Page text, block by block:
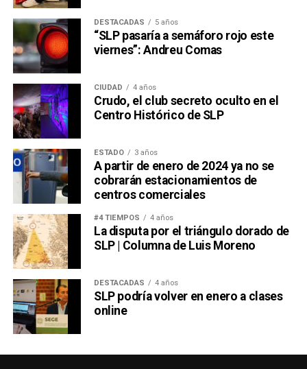
DESTACADAS 5 años
“SLP pasaría a semáforo rojo este
viernes”: Andreu Comas
CIUDAD 4 años
Crudo, el club secreto oculto en el
Centro Histórico de SLP
ESTADO 3 años
A partir de enero de 2024 ya no se
cobrarán estacionamientos de
centros comerciales
#4 TIEMPOS 4 años
La disputa por el triángulo dorado de
SLP | Columna de Luis Moreno
DESTACADAS 4 años
SLP podría volver en enero a clases
online